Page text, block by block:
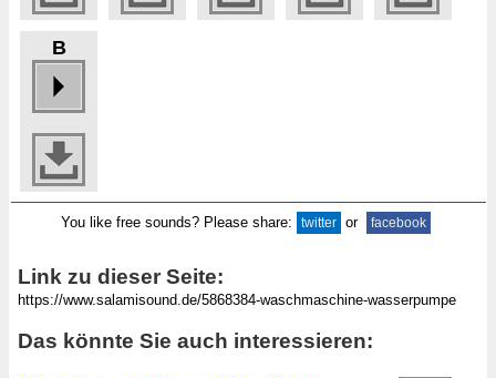
B
You like free sounds? Please share: twitter or facebook
Link zu dieser Seite:
Das könnte Sie auch interessieren: